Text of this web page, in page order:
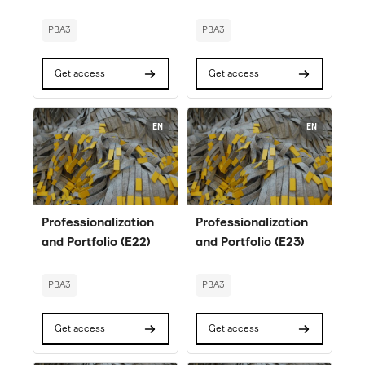
PBA3
Get access
PBA3
Get access
EN
Billede" Professionalization and Portfolio (E22)
Billede
Rumnavn
Professionalization
and Portfolio (E22)
PBA3
Get access
EN
Billede" Professionalization
Billede
Rumnavn
Professionalization
and Portfolio (E23)
PBA3
Get access